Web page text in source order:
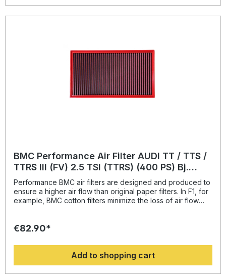
BMC Performance Air Filter AUDI TT / TTS /
TTRS III (FV) 2.5 TSI (TTRS) (400 PS) Bj.
2016- BMC: FB887/20
Performance BMC air filters are designed and produced to
ensure a higher air flow than original paper filters. In F1, for
example, BMC cotton filters minimize the loss of air flow
Therefore the benefits of replacing the original paper filter
technology and materials as the F1 air filters, are evident.
Advanced Technology BMC technical staff has developed
a particular production system based on soft rubber
moulding which produces the familiar BMC red filters. They
€82.90*
Add to shopping cart